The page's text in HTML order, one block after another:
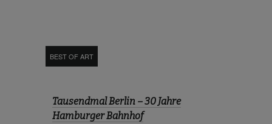
BEST OF ART
Tausendmal Berlin – 30 Jahre
Hamburger Bahnhof